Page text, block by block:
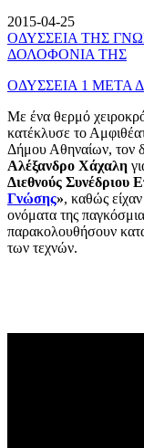
2015-04-25
ΟΔΥΣΣΕΙΑ ΤΗΣ
ΔΟΛΟΦΟΝΙΑ ΤΗΣ
ΟΔΥΣΣΕΙΑ 1 ΜΕΤΑ
Με ένα θερμό
κατέκλυσε το
Δήμου Αθηναίων, τον
Αλέξανδρο Χάχαλη
Διεθνούς Συνέδριου
Γνώσης», καθώς
ονόματα της
παρακολουθήσουν
των τεχνών.